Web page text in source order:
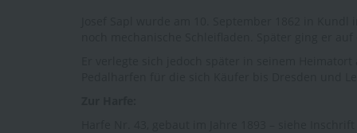
Josef Sapl wurde am 10. September 1862 in
noch mechanische Schleifladen. Später ging er
Er verlegte sich jedoch später in seinem
Pedalharfen für die sich Käufer bis Dresden und
Harfe Nr. 43, gebaut im Jahre 1893 – siehe